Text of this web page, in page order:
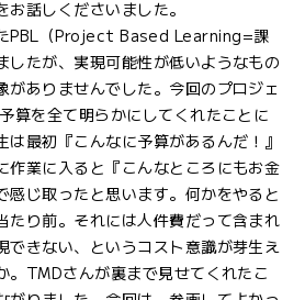
お話しくださいました。
たPBL（Project Based Learning=課
したが、実現可能性が低いようなもの
がありませんでした。今回のプロジェ
算を全て明らかにしてくれたことに
は最初『こんなに予算があるんだ！』
作業に入ると『こんなところにもお金
感じ取ったと思います。何かをやると
たり前。それには人件費だって含まれ
できない、というコスト意識が芽生え
。TMDさんが裏まで見せてくれたこ